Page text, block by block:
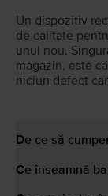
Un dispozitiv
de calitate
unul nou.
magazin, este
niciun defect
De ce să
Ce înseamnă